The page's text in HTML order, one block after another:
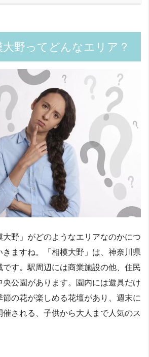
大野ってどんなエリア？
大野」がどのようなエリアなのかにつ
きますね。「相模大野」は、神奈川県
す。駅周辺には商業施設の他、住民
公園があります。園内には遊具だけ
の花が楽しめる花壇があり、週末に
される、子供から大人まで人気のス